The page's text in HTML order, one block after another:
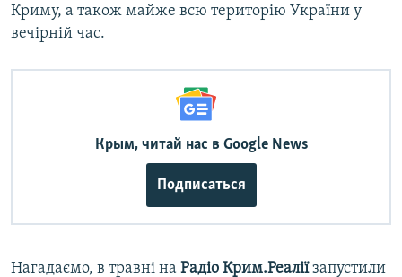
Криму, а також майже всю територію України у
вечірній час.
Крым, читай нас в Google News
Подписаться
Нагадаємо, в травні на Радіо Крим.Реаліїзапустили